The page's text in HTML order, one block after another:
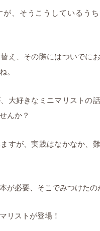
が、そうこうしているう
え、その際にはついでに
。
大好きなミニマリストの
んか？
すが、実践はなかなか、
が必要、そこでみつけたの
リストが登場！